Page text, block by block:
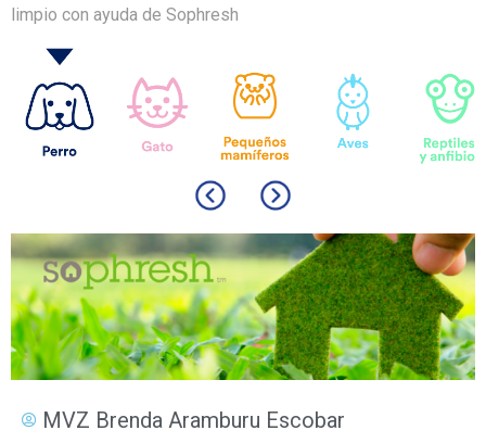
limpio con ayuda de Sophresh
MVZ Brenda Aramburu Escobar